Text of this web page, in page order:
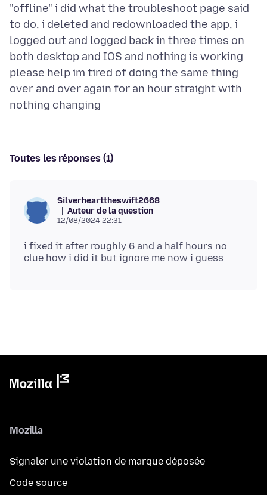
"offline" i did what the troubleshoot page said
to do, i deleted and redownloaded the app, i
logged out and logged back in three times on
both desktop and IOS and nothing is working
please help im tired of doing the same thing
over and over again for an hour straight with
Toutes les réponses (1)
Silverhearttheswift2668
Auteur de la question
12/08/2024 22:31
i fixed it after roughly 6 and a half hours no
Mozilla
Signaler une violation de marque déposée
Code source